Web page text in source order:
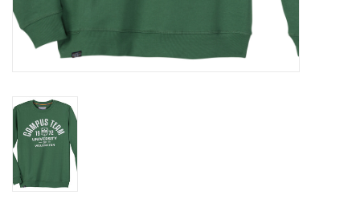
DENIM / SPIJKERGOED
TRUIEN / VESTEN
JACKS / JASSEN